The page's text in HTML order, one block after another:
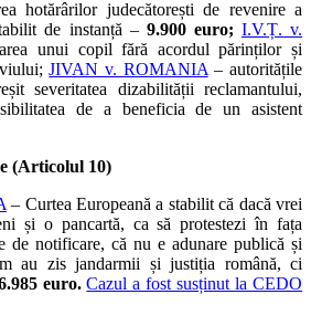
hotărârilor judecătorești de revenire a
de instanță – 9.900 euro; I.V.Ț. v.
unui copil fără acordul părinților și
JIVAN v. ROMANIA – autoritățile
severitatea dizabilității reclamantului,
de a beneficia de un asistent
(Articolul 10)
– Curtea Europeană a stabilit că dacă vrei
și o pancartă, ca să protestezi în fața
de notificare, că nu e adunare publică și
au zis jandarmii și justiția română, ci
euro.Cazul a fost susținut la CEDO